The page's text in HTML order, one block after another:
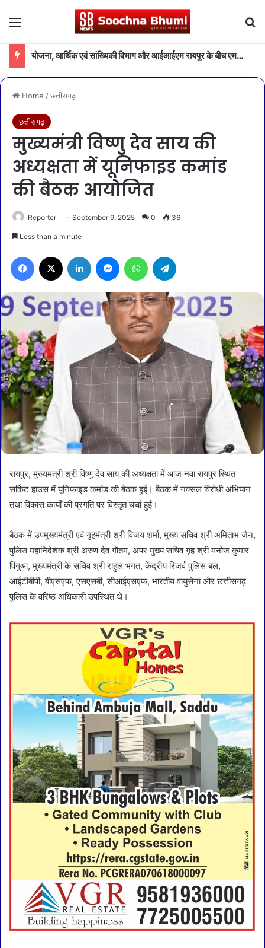
Menu
योजना, आर्थिक एवं सांख्यिकी विभाग और आईआईएम रायपुर के बीच एमओयू
Home /छत्तीसगढ़
छत्तीसगढ़
मुख्यमंत्री विष्णु देव साय की
अध्यक्षता में यूनिफाइड कमांड
की बैठक आयोजित
Reporter September 9, 2025 0 36
Less than a minute
Facebook LinkedIn MessengerWhatsApp
रायपुर, मुख्यमंत्री श्री विष्णु देव साय की अध्यक्षता में आज नवा रायपुर स्थित
सर्किट हाउस में यूनिफाइड कमांड की बैठक हुई। बैठक में नक्सल विरोधी अभियान
तथा विकास कार्यों की प्रगति पर विस्तृत चर्चा हुई।
बैठक में उपमुख्यमंत्री एवं गृहमंत्री श्री विजय शर्मा, मुख्य सचिव श्री अमिताभ जैन,
पुलिस महानिदेशक श्री अरुण देव गौतम, अपर मुख्य सचिव गृह श्री मनोज कुमार
पिंगुआ, मुख्यमंत्री के सचिव श्री राहुल भगत, केंद्रीय रिजर्व पुलिस बल,
आईटीबीपी, बीएसएफ, एसएसबी, सीआईएसएफ, भारतीय वायुसेना और छत्तीसगढ़
पुलिस के वरिष्ठ अधिकारी उपस्थित थे।